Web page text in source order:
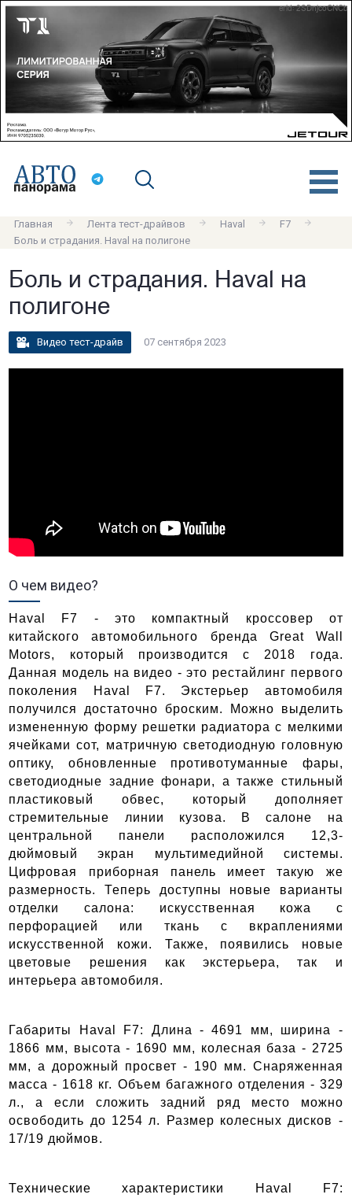
erid: 2SDnjcoCNCb
Главная Лента тест-драйвов Haval
F7
Боль и страдания. Haval на полигоне
Боль и страдания. Haval на
полигоне
Видео тест-драйв 07 сентября 2023
О чем видео?
Haval F7 - это компактный кроссовер от
китайского автомобильного бренда Great Wall
Motors, который производится с 2018 года.
Данная модель на видео - это рестайлинг первого
поколения Haval F7. Экстерьер автомобиля
получился достаточно броским. Можно выделить
измененную форму решетки радиатора с мелкими
ячейками сот, матричную светодиодную головную
оптику, обновленные противотуманные фары,
светодиодные задние фонари, а также стильный
пластиковый обвес, который дополняет
стремительные линии кузова. В салоне на
центральной панели расположился 12,3-
дюймовый экран мультимедийной системы.
Цифровая приборная панель имеет такую же
размерность. Теперь доступны новые варианты
отделки салона: искусственная кожа с
перфорацией или ткань с вкраплениями
искусственной кожи. Также, появились новые
цветовые решения как экстерьера, так и
интерьера автомобиля.
Габариты Haval F7: Длина - 4691 мм, ширина -
1866 мм, высота - 1690 мм, колесная база - 2725
мм, а дорожный просвет - 190 мм. Снаряженная
масса - 1618 кг. Объем багажного отделения - 329
л., а если сложить задний ряд место можно
освободить до 1254 л. Размер колесных дисков -
17/19 дюймов.
Технические характеристики Haval F7: